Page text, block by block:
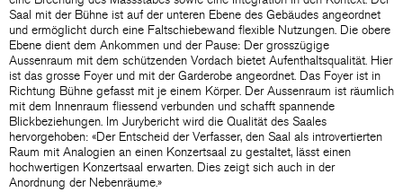
Saal mit der Bühne ist auf der unteren Ebene des Gebäudes angeordnet
und ermöglicht durch eine Faltschiebewand flexible Nutzungen. Die obere
Ebene dient dem Ankommen und der Pause: Der grosszügige
Aussenraum mit dem schützenden Vordach bietet Aufenthaltsqualität. Hier
ist das grosse Foyer und mit der Garderobe angeordnet. Das Foyer ist in
Richtung Bühne gefasst mit je einem Körper. Der Aussenraum ist räumlich
mit dem Innenraum fliessend verbunden und schafft spannende
Blickbeziehungen. Im Jurybericht wird die Qualität des Saales
hervorgehoben: «Der Entscheid der Verfasser, den Saal als introvertierten
Raum mit Analogien an einen Konzertsaal zu gestaltet, lässt einen
hochwertigen Konzertsaal erwarten. Dies zeigt sich auch in der
Anordnung der Nebenräume.»